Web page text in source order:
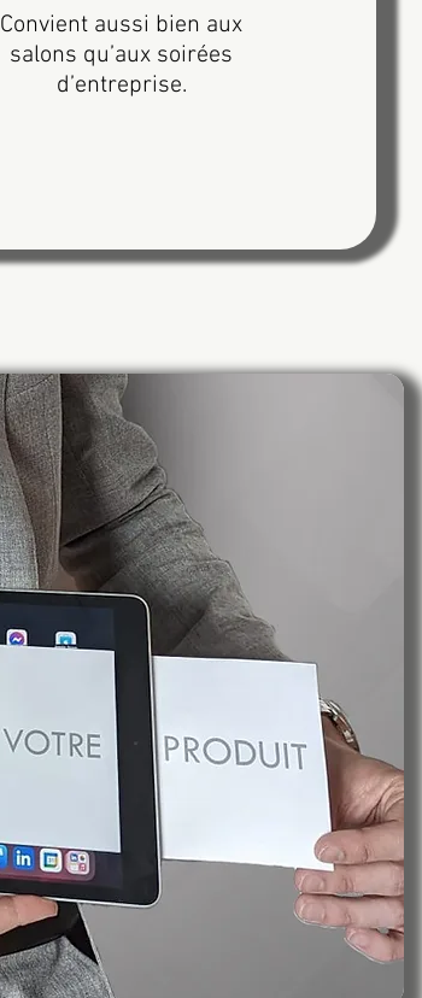
Convient aussi bien aux
salons qu’aux soirées
d’entreprise.